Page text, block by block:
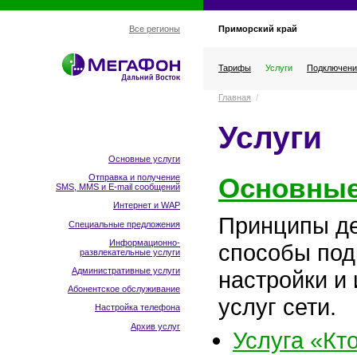
Все регионы Приморский край
Тарифы Услуги
Основные услуги
Отправка и получение
SMS, MMS и E-mail сообщений
Интернет и WAP
Специальные предложения
Информационно-
развлекательные услуги
Административные услуги
Абонентское обслуживание
Настройка телефона
Архив услуг
Главная /
Услуги
Принципы
способы
настройки
услуг сети.
Услуга